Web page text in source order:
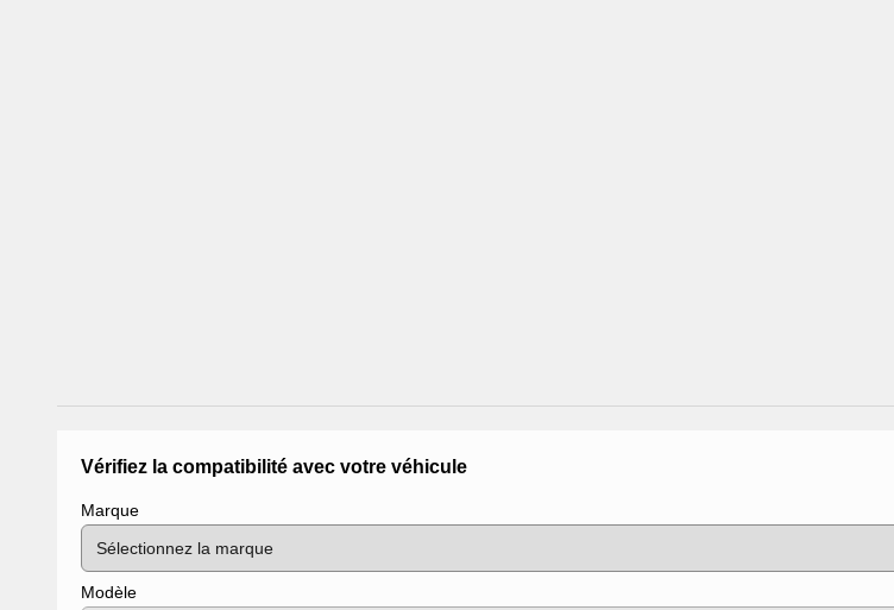
Vérifiez la compatibilité avec votre véhicule
Marque
Modèle